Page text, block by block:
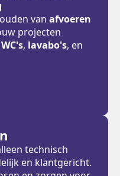
van afvoeren
projecten
WC's, lavabo's, en
technisch
en klantgericht.